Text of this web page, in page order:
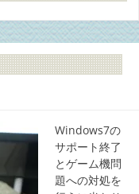
Windows7の
サポート終了
とゲーム機問
題への対処を